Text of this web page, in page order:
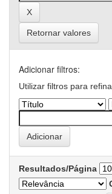
Retornar valores
Adicionar filtros:
Utilizar filtros para
Resultados/Página